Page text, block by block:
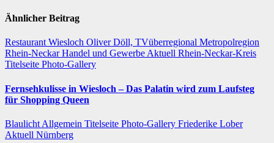
Ähnlicher Beitrag
Restaurant Wiesloch Oliver Döll, TVüberregional Metropolregion
Rhein-Neckar Handel und Gewerbe Aktuell Rhein-Neckar-Kreis
Titelseite Photo-Gallery
Fernsehkulisse in Wiesloch – Das Palatin wird zum Laufsteg
für Shopping Queen
Blaulicht Allgemein Titelseite Photo-Gallery Friederike Lober
Aktuell Nürnberg